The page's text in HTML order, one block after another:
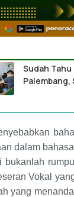
Cari Info
Lampung
Sudah
Palembang,
dalam
Vokal
yang